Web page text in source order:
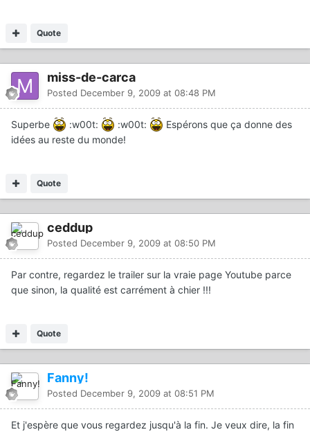
Quote
miss-de-carca
Posted December 9, 2009 at 08:48 PM
Superbe :w00t: :w00t:
Espérons que ça donne des
idées au reste du monde!
Quote
ceddup
Posted December 9, 2009 at 08:50 PM
Par contre, regardez le trailer sur la vraie page Youtube parce
que sinon, la qualité est carrément à chier !!!
Quote
Fanny!
Posted December 9, 2009 at 08:51 PM
Et j'espère que vous regardez jusqu'à la fin. Je veux dire, la fin